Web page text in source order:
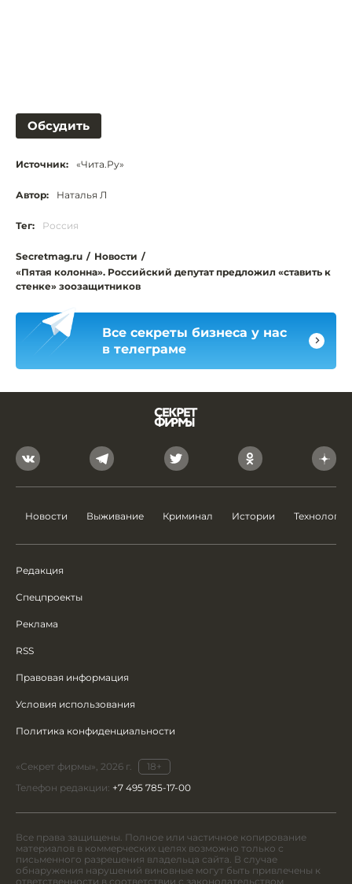
Обсудить
Источник: «Чита.Ру»
Автор: Наталья Л
Тег: Россия
Secretmag.ru / Новости /
«Пятая колонна». Российский депутат предложил «ставить к
стенке» зоозащитников
Все секреты бизнеса у нас
в телеграме
Новости Выживание Криминал Истории Технологии
Редакция
Спецпроекты
Реклама
RSS
Правовая информация
Условия использования
Политика конфиденциальности
«Секрет фирмы», 2026 г.
18+
Телефон редакции: +7 495 785-17-00
Все права защищены. Полное или частичное копирование
материалов в коммерческих целях возможно только с
письменного разрешения владельца сайта. В случае
обнаружения нарушений виновные могут быть привлечены к
ответственности в соответствии с законодательством